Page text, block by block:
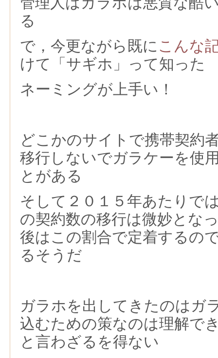
る
で，今更ながら既に こんな
けて「サギホ」って知った
ネーミングが上手い！
どこかのサイトで携帯契約
移行しないでガラケーを使
とがある
そして２０１５年あたりで
の契約数の移行は微妙とな
後はこの割合で定着するの
るそうだ
ガラホを出してきたのはガ
込むための策なのは理解で
と言わざるを得ない